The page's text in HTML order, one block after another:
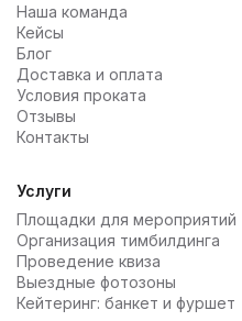
Наша команда
Кейсы
Блог
Доставка и оплата
Условия проката
Отзывы
Контакты
Услуги
Площадки для мероприятий
Организация тимбилдинга
Проведение квиза
Выездные фотозоны
Кейтеринг: банкет и фуршет